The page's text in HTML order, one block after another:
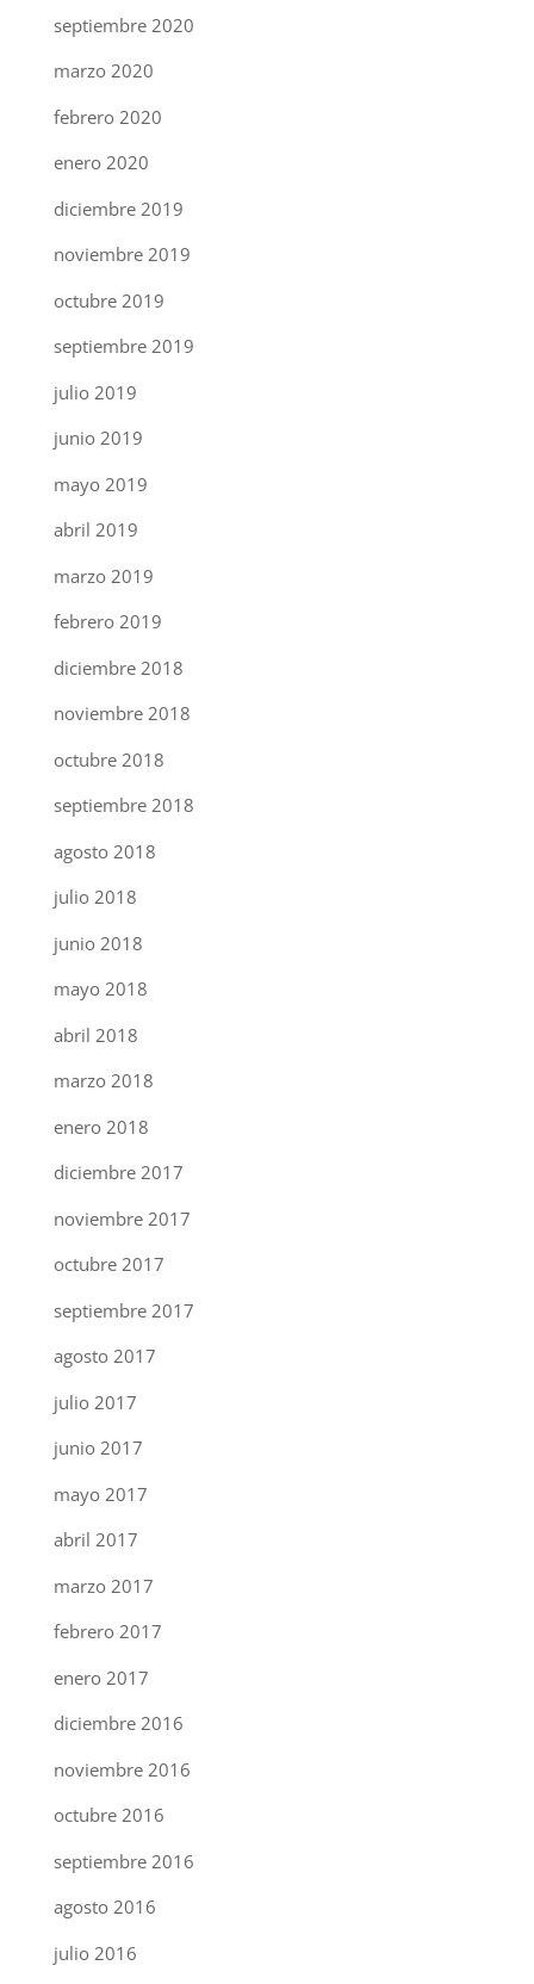
septiembre 2020
marzo 2020
febrero 2020
enero 2020
diciembre 2019
noviembre 2019
octubre 2019
septiembre 2019
julio 2019
junio 2019
mayo 2019
abril 2019
marzo 2019
febrero 2019
diciembre 2018
noviembre 2018
octubre 2018
septiembre 2018
agosto 2018
julio 2018
junio 2018
mayo 2018
abril 2018
marzo 2018
enero 2018
diciembre 2017
noviembre 2017
octubre 2017
septiembre 2017
agosto 2017
julio 2017
junio 2017
mayo 2017
abril 2017
marzo 2017
febrero 2017
enero 2017
diciembre 2016
noviembre 2016
octubre 2016
septiembre 2016
agosto 2016
julio 2016